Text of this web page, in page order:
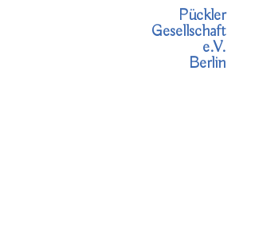
Pückler
Gesellschaft
e.V.
Berlin